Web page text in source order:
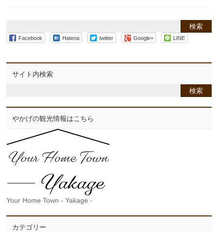
Facebook Hatena twitter Google+ LINE
サイト内検索
やかげの観光情報はこちら
Your Home Town - Yakage -
カテゴリー